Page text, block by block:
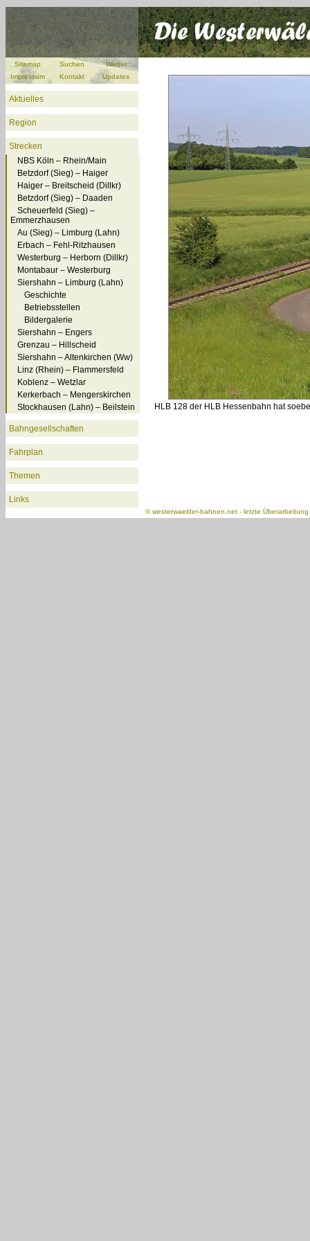
Sitemap Suchen
Wetter
Impressum
Kontakt Updates
Aktuelles
Region
Strecken
NBS Köln – Rhein/Main
Betzdorf (Sieg) – Haiger
Haiger – Breitscheid (Dillkr)
Betzdorf (Sieg) – Daaden
Scheuerfeld (Sieg) –
Emmerzhausen
Au (Sieg) – Limburg (Lahn)
Erbach – Fehl-Ritzhausen
Westerburg – Herborn (Dillkr)
Montabaur – Westerburg
Siershahn – Limburg (Lahn)
Geschichte
Betriebsstellen
Bildergalerie
Siershahn – Engers
Grenzau – Hillscheid
Siershahn – Altenkirchen (Ww)
Linz (Rhein) – Flammersfeld
Koblenz – Wetzlar
Kerkerbach – Mengerskirchen
Stockhausen (Lahn) – Beilstein
Bahngesellschaften
Fahrplan
Themen
Links
HLB 128 der HLB Hessenbahn hat
©westerwaelder-bahnen.net - letzte